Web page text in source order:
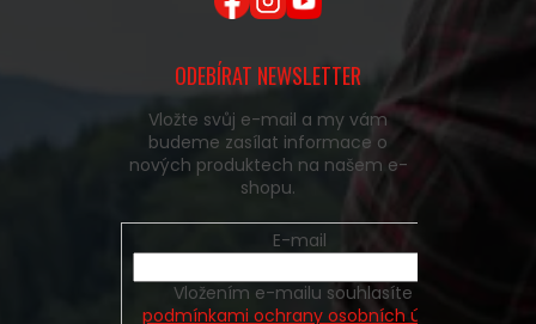
ODEBÍRAT NEWSLETTER
Vložte svůj e-mail a my vám
budeme zasílat informace o
nových produktech na našem e-
shopu.
E-mail
podmínkami ochrany osobních údajů